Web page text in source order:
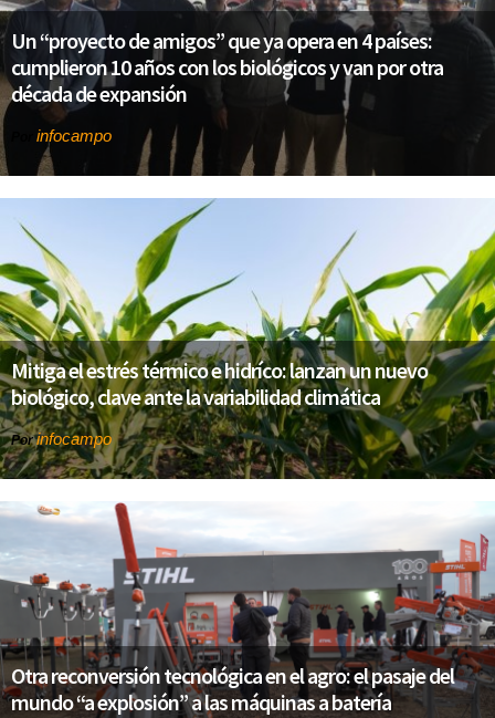
Un “proyecto de amigos” que ya opera en 4 países:
cumplieron 10 años con los biológicos y van por otra
década de expansión
infocampo
Mitiga el estrés térmico e hidríco: lanzan un nuevo
biológico, clave ante la variabilidad climática
Porinfocampo
Otra reconversión tecnológica en el agro: el pasaje del
mundo “a explosión” a las máquinas a batería